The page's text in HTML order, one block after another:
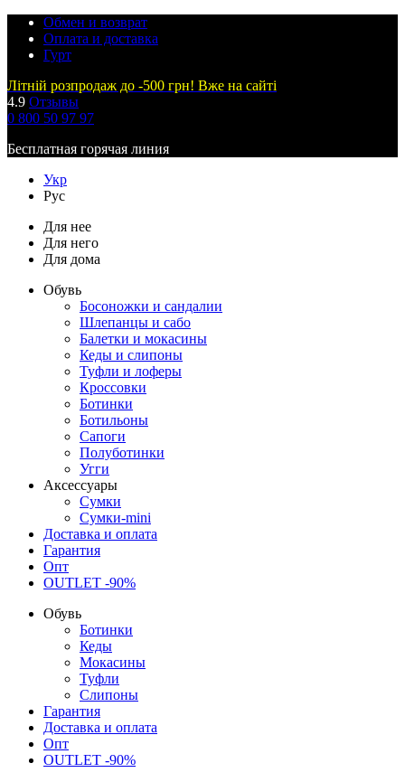
Обмен и возврат
Оплата и доставка
Гурт
Літній розпродаж до -500 грн! Вже на сайті
4.9 Отзывы
0 800 50 97 97
Бесплатная горячая линия
Укр
Рус
Для нее
Для него
Для дома
Обувь
Босоножки и сандалии
Шлепанцы и сабо
Балетки и мокасины
Кеды и слипоны
Туфли и лоферы
Кроссовки
Ботинки
Ботильоны
Сапоги
Полуботинки
Угги
Аксессуары
Сумки
Сумки-mini
Доставка и оплата
Гарантия
Опт
OUTLET -90%
Обувь
Ботинки
Кеды
Мокасины
Туфли
Слипоны
Гарантия
Доставка и оплата
Опт
OUTLET -90%